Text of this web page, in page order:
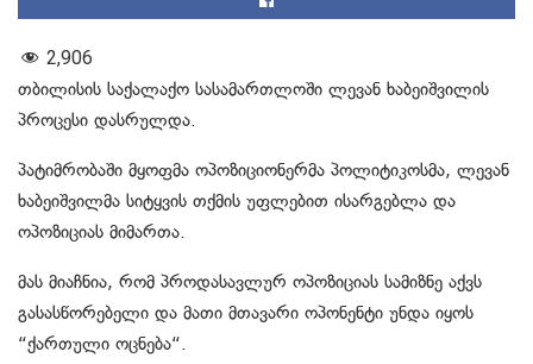
2,906
თბილისის საქალაქო სასამართლოში ლევან ხაბეიშვილის
პროცესი დასრულდა.
პატიმრობაში მყოფმა ოპოზიციონერმა პოლიტიკოსმა, ლევან
ხაბეიშვილმა სიტყვის თქმის უფლებით ისარგებლა და
ოპოზიციას მიმართა.
მას მიაჩნია, რომ პროდასავლურ ოპოზიციას სამიზნე აქვს
გასასწორებელი და მათი მთავარი ოპონენტი უნდა იყოს
“ქართული ოცნება“.